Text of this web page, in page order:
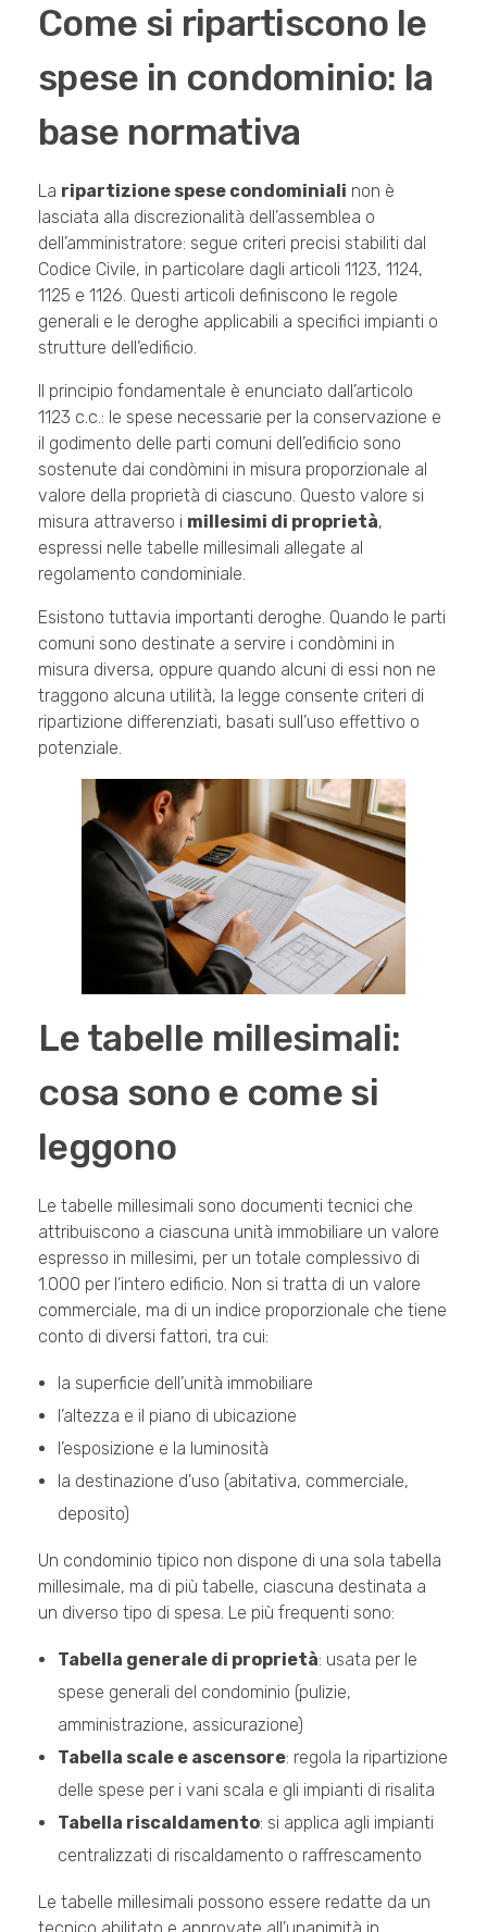
Come si ripartiscono le
spese in condominio: la
base normativa
La ripartizione spese condominiali non è
lasciata alla discrezionalità dell’assemblea o
dell’amministratore: segue criteri precisi stabiliti dal
Codice Civile, in particolare dagli articoli 1123, 1124,
1125 e 1126. Questi articoli definiscono le regole
generali e le deroghe applicabili a specifici impianti o
strutture dell’edificio.
Il principio fondamentale è enunciato dall’articolo
1123 c.c.: le spese necessarie per la conservazione e
il godimento delle parti comuni dell’edificio sono
sostenute dai condòmini in misura proporzionale al
valore della proprietà di ciascuno. Questo valore si
misura attraverso i millesimi di proprietà,
espressi nelle tabelle millesimali allegate al
regolamento condominiale.
Esistono tuttavia importanti deroghe. Quando le parti
comuni sono destinate a servire i condòmini in
misura diversa, oppure quando alcuni di essi non ne
traggono alcuna utilità, la legge consente criteri di
ripartizione differenziati, basati sull’uso effettivo o
potenziale.
Le tabelle millesimali:
cosa sono e come si
leggono
Le tabelle millesimali sono documenti tecnici che
attribuiscono a ciascuna unità immobiliare un valore
espresso in millesimi, per un totale complessivo di
1.000 per l’intero edificio. Non si tratta di un valore
commerciale, ma di un indice proporzionale che tiene
conto di diversi fattori, tra cui:
la superficie dell’unità immobiliare
l’altezza e il piano di ubicazione
l’esposizione e la luminosità
la destinazione d’uso (abitativa, commerciale,
deposito)
Un condominio tipico non dispone di una sola tabella
millesimale, ma di più tabelle, ciascuna destinata a
un diverso tipo di spesa. Le più frequenti sono:
Tabella generale di proprietà: usata per le
spese generali del condominio (pulizie,
amministrazione, assicurazione)
Tabella scale e ascensore: regola la ripartizione
delle spese per i vani scala e gli impianti di risalita
Tabella riscaldamento: si applica agli impianti
centralizzati di riscaldamento o raffrescamento
Le tabelle millesimali possono essere redatte da un